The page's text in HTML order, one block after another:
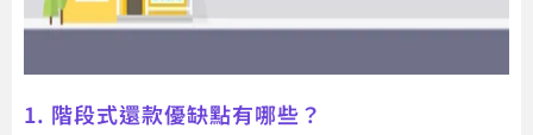
1. 階段式還款優缺點有哪些？